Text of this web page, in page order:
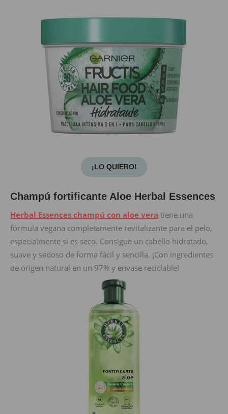
¡LO QUIERO!
Champú fortificante Aloe Herbal Essences
Herbal Essences champú con aloe vera tiene una
fórmula vegana completamente revitalizante para el pelo,
especialmente si es seco. Consigue un cabello hidratado,
suave y sedoso de forma fácil y sencilla. ¡Con ingredientes
de origen natural en un 97% y envase reciclable!